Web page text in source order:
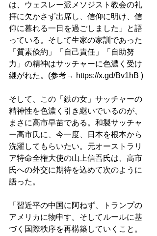
は、ウェスレー派メソジスト教会の礼
拝に欠かさず出席し、信仰に明け、信
仰に暮れる一日を過ごしました」と語
っている。そして生家の家訓であった
「質素倹約」「自己責任」「自助努
力」の精神はサッチャーに色濃く受け
継がれた。(参考→ https://x.gd/Bv1hB )
そして、この「鉄の女」サッチャーの
精神性を色濃く引き継いでいるのが、
まさに高市早苗である。和製サッチャ
ー高市氏に、今一度、日本を根本から
洗濯してもらいたい。元オーストラリ
ア特命全権大使の山上信吾氏は、高市
氏への外交に期待を込めて次のように
語った。
「習近平の中国に阿ねず、トランプの
アメリカに物申す。そしてルールに基
づく国際秩序を再構築していくこと。